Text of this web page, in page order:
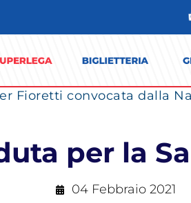
Fioretti convocata dalla
per la
04 Febbraio 2021